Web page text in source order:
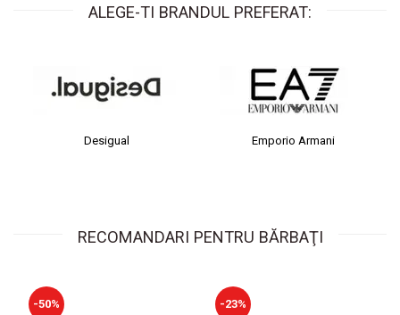
ALEGE-TI BRANDUL PREFERAT:
Desigual Emporio Armani
RECOMANDARI PENTRU BĂRBAŢI
-50% -23%